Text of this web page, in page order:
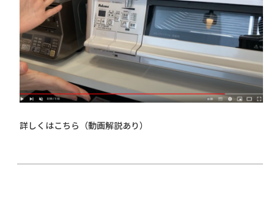
詳しくはこちら（動画解説あり）